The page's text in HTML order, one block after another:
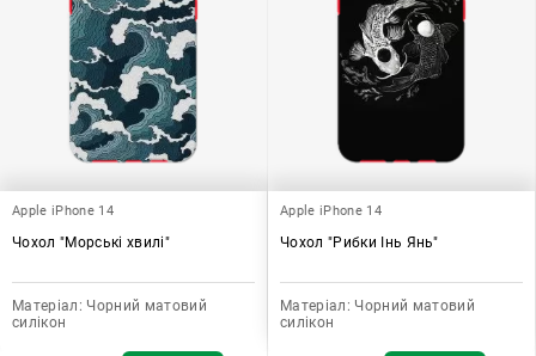
Apple iPhone 14
Чохол "Морські хвилі"
Матеріал: Чорний матовий
силікон
Apple iPhone 14
Чохол "Рибки Інь Янь"
Матеріал: Чорний матовий
силікон